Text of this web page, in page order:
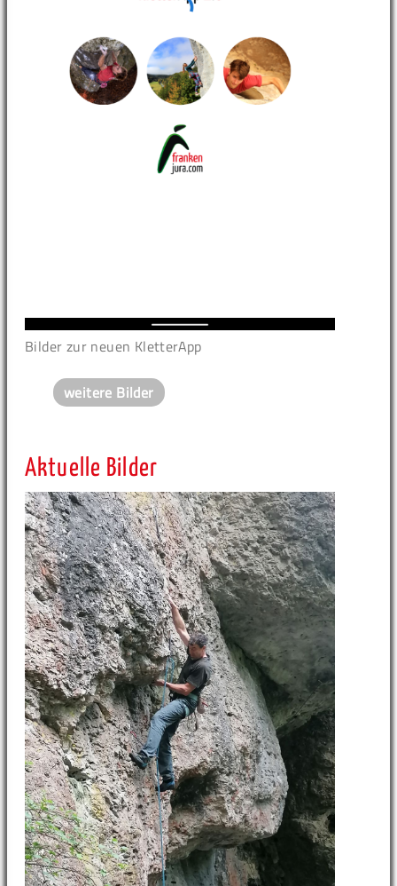
Bilder zur neuen KletterApp
weitere Bilder
Aktuelle Bilder